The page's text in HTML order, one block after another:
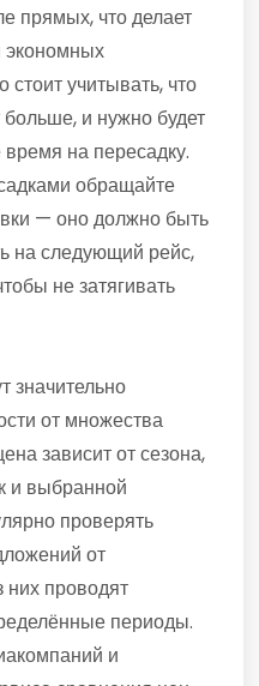
прямых, что делает
экономных
учитывать, что
и нужно будет
на пересадку.
обращайте
— оно должно быть
на следующий рейс,
не затягивать
значительно
от множества
зависит от сезона,
и выбранной
проверять
от
них проводят
периоды.
и